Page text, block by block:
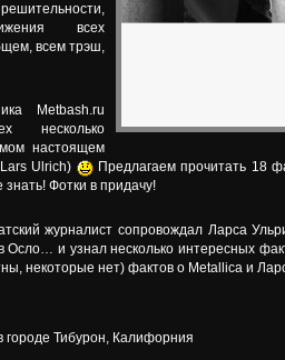
всех
всем трэш,
Metbash.ru
несколько
настоящем
Ulrich)
Предлагаем прочитать 18
Фотки в придачу!
журналист сопровождал Ларса
Осло… и узнал несколько интересных
некоторые нет) фактов о Metallica и
городе Тибурон, Калифорния